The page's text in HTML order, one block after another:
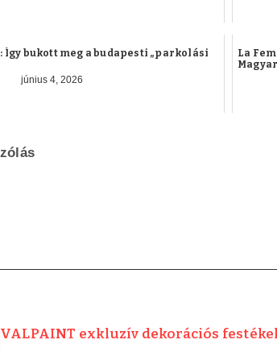
bukott meg a budapesti „parkolási
június 4, 2026
La
VALPAINT exkluzív dekorációs